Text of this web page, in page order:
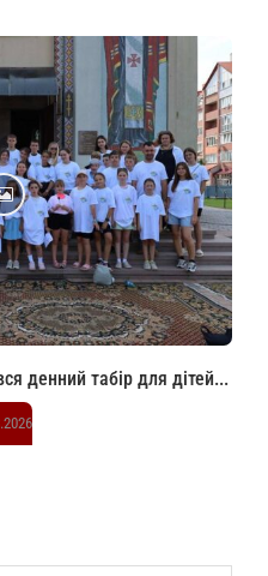
денний табір для дітей...